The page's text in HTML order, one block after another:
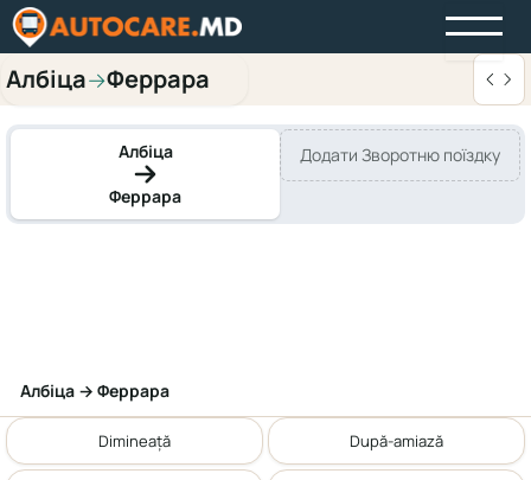
Албіца→Феррара
Албіца
Феррара
Додати Зворотню поїздку
Албіца → Феррара
Dimineață După-amiază